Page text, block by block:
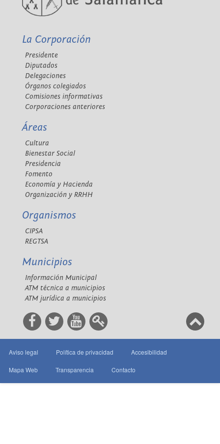
La Corporación
Presidente
Diputados
Delegaciones
Órganos colegiados
Comisiones informativas
Corporaciones anteriores
Áreas
Cultura
Bienestar Social
Presidencia
Fomento
Economía y Hacienda
Organización y RRHH
Organismos
CIPSA
REGTSA
Municipios
Información Municipal
ATM técnica a municipios
ATM jurídica a municipios
Aviso legal Política de privacidad Accesibilidad
Mapa Web Transparencia Contacto